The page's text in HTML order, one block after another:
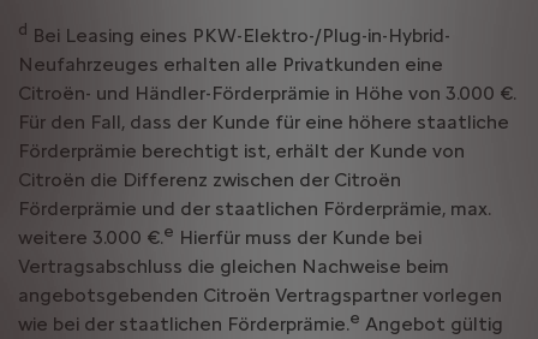
d Bei Leasing eines PKW-Elektro-/Plug-in-Hybrid-
Neufahrzeuges erhalten alle Privatkunden eine
Citroën- und Händler-Förderprämie in Höhe von 3.000 €.
Für den Fall, dass der Kunde für eine höhere staatliche
Förderprämie berechtigt ist, erhält der Kunde von
Citroën die Differenz zwischen der Citroën
Förderprämie und der staatlichen Förderprämie, max.
weitere 3.000 €.e Hierfür muss der Kunde bei
Vertragsabschluss die gleichen Nachweise beim
angebotsgebenden Citroën Vertragspartner vorlegen
wie bei der staatlichen Förderprämie.e Angebot gültig